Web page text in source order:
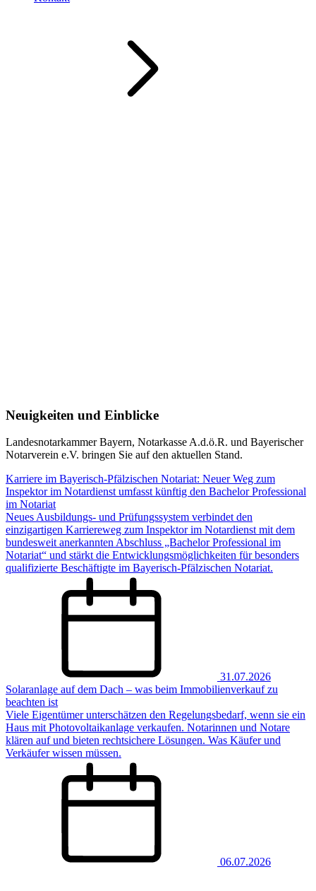
Neuigkeiten und Einblicke
Landesnotarkammer Bayern, Notarkasse A.d.ö.R. und Bayerischer
Notarverein e.V. bringen Sie auf den aktuellen Stand.
Karriere im Bayerisch-Pfälzischen Notariat: Neuer Weg zum
Inspektor im Notardienst umfasst künftig den Bachelor Professional
im Notariat
Neues Ausbildungs- und Prüfungssystem verbindet den
einzigartigen Karriereweg zum Inspektor im Notardienst mit dem
bundesweit anerkannten Abschluss „Bachelor Professional im
Notariat“ und stärkt die Entwicklungsmöglichkeiten für besonders
qualifizierte Beschäftigte im Bayerisch-Pfälzischen Notariat.
31.07.2026
Solaranlage auf dem Dach – was beim Immobilienverkauf zu
beachten ist
Viele Eigentümer unterschätzen den Regelungsbedarf, wenn sie ein
Haus mit Photovoltaikanlage verkaufen. Notarinnen und Notare
klären auf und bieten rechtsichere Lösungen. Was Käufer und
Verkäufer wissen müssen.
06.07.2026